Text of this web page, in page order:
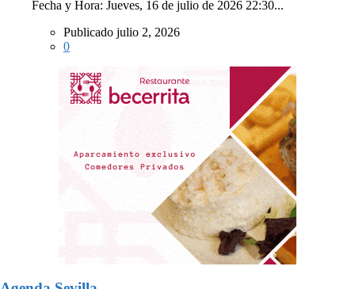
Fecha y Hora: Jueves, 16 de julio de 2026 22:30...
Publicado julio 2, 2026
0